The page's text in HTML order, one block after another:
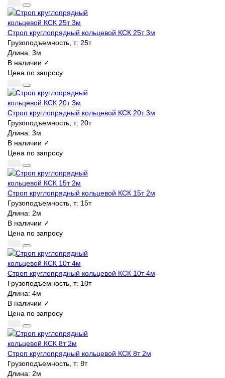
Строп круглопрядный кольцевой КСК 25т 3м
Грузоподъемность, т: 25т
Длина: 3м
В наличии ✓
Цена по запросу
Строп круглопрядный кольцевой КСК 20т 3м
Грузоподъемность, т: 20т
Длина: 3м
В наличии ✓
Цена по запросу
Строп круглопрядный кольцевой КСК 15т 2м
Грузоподъемность, т: 15т
Длина: 2м
В наличии ✓
Цена по запросу
Строп круглопрядный кольцевой КСК 10т 4м
Грузоподъемность, т: 10т
Длина: 4м
В наличии ✓
Цена по запросу
Строп круглопрядный кольцевой КСК 8т 2м
Грузоподъемность, т: 8т
Длина: 2м